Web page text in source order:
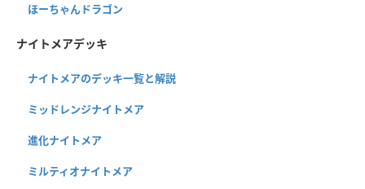
ほーちゃんドラゴン
ナイトメアデッキ
ナイトメアのデッキ一覧と解説
ミッドレンジナイトメア
進化ナイトメア
ミルティオナイトメア